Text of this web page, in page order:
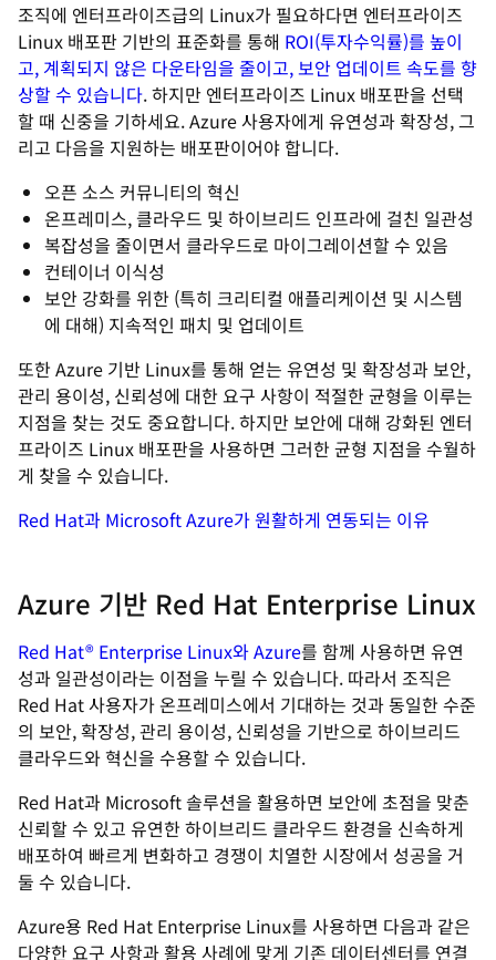
조직에 엔터프라이즈급의 Linux가 필요하다면 엔터프라이즈
Linux 배포판 기반의 표준화를 통해 ROI(투자수익률)를 높이
고, 계획되지 않은 다운타임을 줄이고, 보안 업데이트 속도를 향
상할 수 있습니다. 하지만 엔터프라이즈 Linux 배포판을 선택
할 때 신중을 기하세요. Azure 사용자에게 유연성과 확장성, 그
리고 다음을 지원하는 배포판이어야 합니다.
오픈 소스 커뮤니티의 혁신
온프레미스, 클라우드 및 하이브리드 인프라에 걸친 일관성
복잡성을 줄이면서 클라우드로 마이그레이션할 수 있음
컨테이너 이식성
보안 강화를 위한 (특히 크리티컬 애플리케이션 및 시스템
에 대해) 지속적인 패치 및 업데이트
또한 Azure 기반 Linux를 통해 얻는 유연성 및 확장성과 보안,
관리 용이성, 신뢰성에 대한 요구 사항이 적절한 균형을 이루는
지점을 찾는 것도 중요합니다. 하지만 보안에 대해 강화된 엔터
프라이즈 Linux 배포판을 사용하면 그러한 균형 지점을 수월하
게 찾을 수 있습니다.
Red Hat과 Microsoft Azure가 원활하게 연동되는 이유
Azure 기반 Red Hat Enterprise Linux
Red Hat® Enterprise Linux와 Azure를 함께 사용하면 유연
성과 일관성이라는 이점을 누릴 수 있습니다. 따라서 조직은
Red Hat 사용자가 온프레미스에서 기대하는 것과 동일한 수준
의 보안, 확장성, 관리 용이성, 신뢰성을 기반으로 하이브리드
클라우드와 혁신을 수용할 수 있습니다.
Red Hat과 Microsoft 솔루션을 활용하면 보안에 초점을 맞춘
신뢰할 수 있고 유연한 하이브리드 클라우드 환경을 신속하게
배포하여 빠르게 변화하고 경쟁이 치열한 시장에서 성공을 거
둘 수 있습니다.
Azure용 Red Hat Enterprise Linux를 사용하면 다음과 같은
다양한 요구 사항과 활용 사례에 맞게 기존 데이터센터를 연결